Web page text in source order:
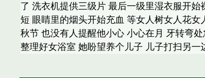
了 洗衣机提供三级片 最后一级里湿衣服开
短 眼睛里的烟头开始充血 等女人树女人花
秋节 也没有人提醒他小心 小心在月 牙转弯
整理好女浴室 她盼望养个儿子 儿子打扫另一